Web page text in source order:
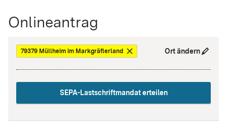
Onlineantrag
79379 Müllheim im Markgräflerland Ort ändern
SEPA-Lastschriftmandat erteilen